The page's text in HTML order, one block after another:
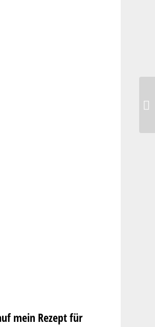
mein Rezept für